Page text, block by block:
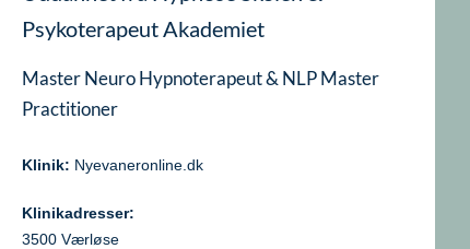
Psykoterapeut Akademiet
Master Neuro Hypnoterapeut & NLP Master
Practitioner
Klinik: Nyevaneronline.dk
Klinikadresser:
3500 Værløse